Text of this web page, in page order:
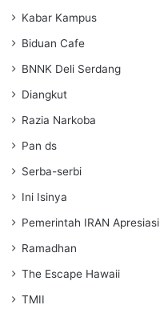
Kabar Kampus
Biduan Cafe
BNNK Deli Serdang
Diangkut
Razia Narkoba
Pan ds
Serba-serbi
Ini Isinya
Pemerintah IRAN Apresiasi
Ramadhan
The Escape Hawaii
TMII